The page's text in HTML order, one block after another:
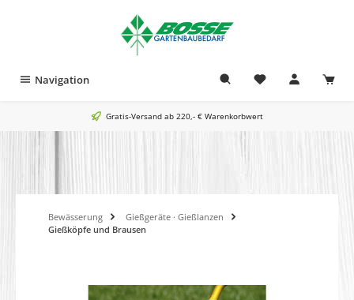
Navigation
Gratis-Versand ab 220,- € Warenkorbwert
Bewässerung
Gießgeräte · Gießlanzen
Gießköpfe und Brausen
Bildergalerie überspringen